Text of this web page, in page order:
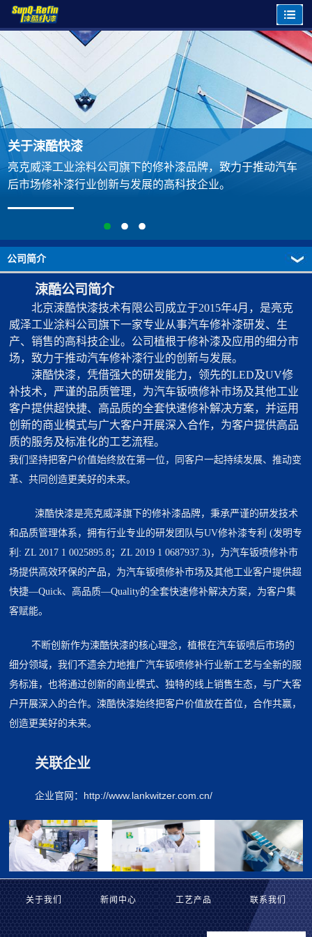
关于涑酷快漆
亮克威泽工业涂料公司旗下的修补漆品牌，致力于推动汽车
后市场修补漆行业创新与发展的高科技企业。
公司简介
涑酷公司简介
北京涑酷快漆技术有限公司成立于2015年4月，是亮克
威泽工业涂料公司旗下一家专业从事汽车修补漆研发、生
产、销售的高科技企业。公司植根于修补漆及应用的细分市
场，致力于推动汽车修补漆行业的创新与发展。
涑酷快漆，凭借强大的研发能力，领先的LED及UV修
补技术，严谨的品质管理，为汽车钣喷修补市场及其他工业
客户提供超快捷、高品质的全套快速修补解决方案，并运用
创新的商业模式与广大客户开展深入合作，为客户提供高品
质的服务及标准化的工艺流程。
我们坚持把客户价值始终放在第一位，同客户一起持续发展、推动变
革、共同创造更美好的未来。
涑酷快漆是亮克威泽旗下的修补漆品牌，秉承严谨的研发技术
和品质管理体系，拥有行业专业的研发团队与UV修补漆专利 (发明专
利: ZL 2017 1 0025895.8；ZL 2019 1 0687937.3)，为汽车钣喷修补市
场提供高效环保的产品，为汽车钣喷修补市场及其他工业客户提供超
快捷—Quick、高品质—Quality的全套快速修补解决方案，为客户集
客赋能。
不断创新作为涑酷快漆的核心理念，植根在汽车钣喷后市场的
细分领域，我们不遗余力地推广汽车钣喷修补行业新工艺与全新的服
务标准，也将通过创新的商业模式、独特的线上销售生态，与广大客
户开展深入的合作。涑酷快漆始终把客户价值放在首位，合作共赢，
创造更美好的未来。
关联企业
企业官网：http://www.lankwitzer.com.cn/
关于我们 新闻中心 工艺产品 联系我们